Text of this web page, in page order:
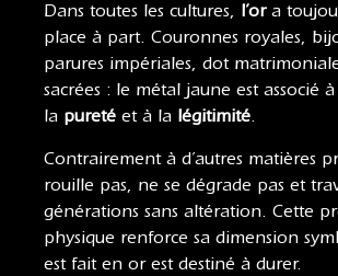
Dans toutes les cultures, l’ora
place à part. Couronnes royales,
parures impériales, dot
sacrées : le métal jaune est associé
la pureté et à la légitimité.
Contrairement à d’autres matières
rouille pas, ne se dégrade pas et
générations sans altération. Cette
physique renforce sa dimension
est fait en or est destiné à durer.